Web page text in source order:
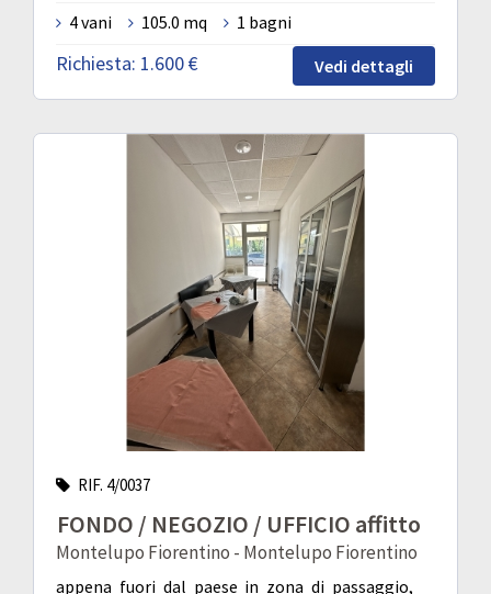
4 vani
105.0 mq 1 bagni
Richiesta: 1.600 € Vedi dettagli
RIF. 4/0037
FONDO / NEGOZIO / UFFICIO affitto
Montelupo Fiorentino - Montelupo Fiorentino
appena fuori dal paese in zona di passaggio,